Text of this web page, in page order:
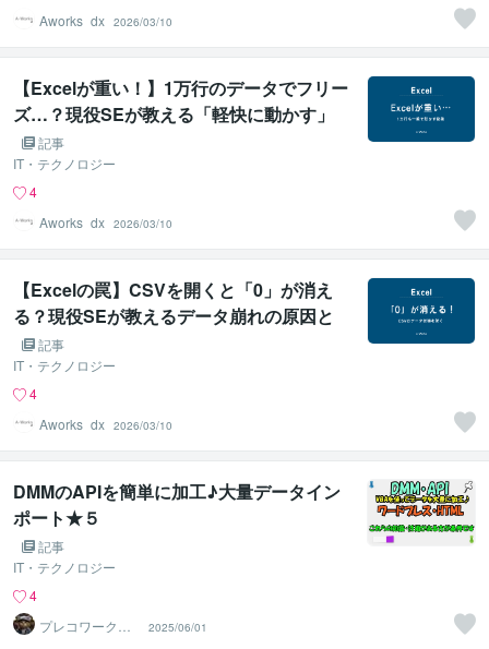
Aworks_dx 2026/03/10
【Excelが重い！】1万行のデータでフリー
ズ…？現役SEが教える「軽快に動かす」
ための4つの秘策
記事
IT・テクノロジー
4
Aworks_dx 2026/03/10
【Excelの罠】CSVを開くと「0」が消え
る？現役SEが教えるデータ崩れの原因と
対策記事
IT・テクノロジー
4
Aworks_dx 2026/03/10
DMMのAPIを簡単に加工♪大量データイン
ポート★５
記事
IT・テクノロジー
4
プレコワークス
★pleco works
2025/06/01